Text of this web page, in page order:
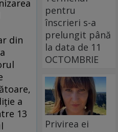
din
a
13
pentru
înscrieri s-a
prelungit până
la data de 11
OCTOMBRIE
Privirea ei